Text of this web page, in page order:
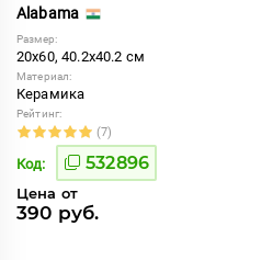
Alabama
Размер:
20x60, 40.2x40.2 см
Материал:
Керамика
Рейтинг:
(7)
Код: 532896
Цена от
390 руб.